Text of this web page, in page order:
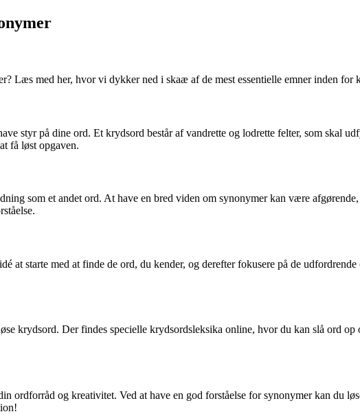
Læs med her, hvor vi dykker ned i skaæ af de mest essentielle emner inden for
styr på dine ord. Et krydsord består af vandrette og lodrette felter, som skal
få løst opgaven.
som et andet ord. At have en bred viden om synonymer kan være
at starte med at finde de ord, du kender, og derefter fokusere på de
krydsord. Der findes specielle krydsordsleksika online, hvor du kan slå ord
ordforråd og kreativitet. Ved at have en god forståelse for synonymer kan du